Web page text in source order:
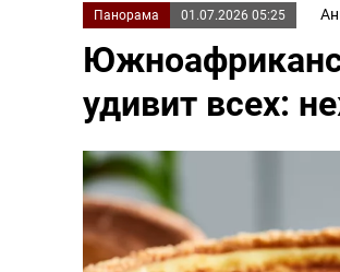
Панорама 01.07.2026 05:25
удивит всех: